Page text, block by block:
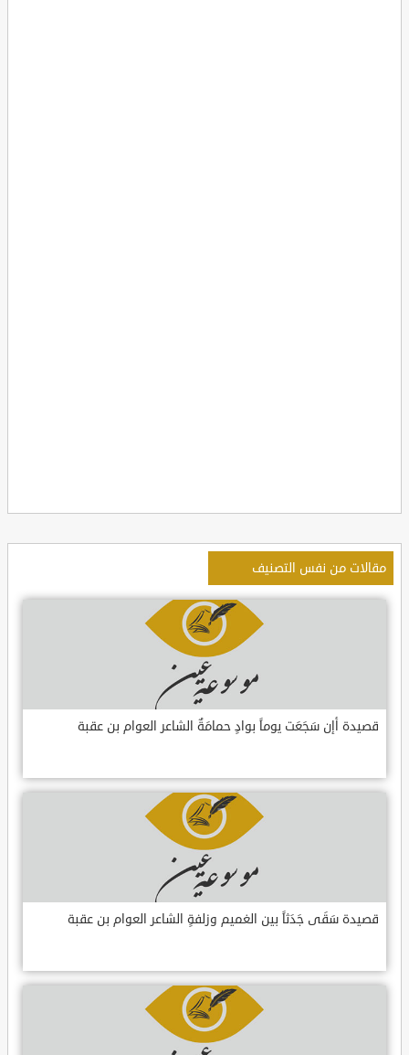
مقالات من نفس التصنيف
قصيدة أإن سَجَعَت يوماً بوادٍ حمامَةٌ الشاعر العوام بن عقبة
قصيدة سَقَى جَدَثاً بين الغميم وزلفةٍ الشاعر العوام بن عقبة